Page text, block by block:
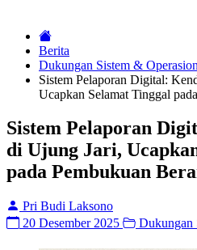
Berita
Dukungan Sistem &
Sistem Pelaporan Digital:
Ucapkan Selamat Tinggal
Sistem Pelaporan
di Ujung Jari,
pada Pembukuan
Pri Budi Laksono
20 Desember 2025
Dukungan